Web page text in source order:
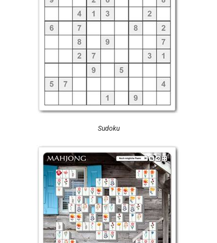
Sudoku